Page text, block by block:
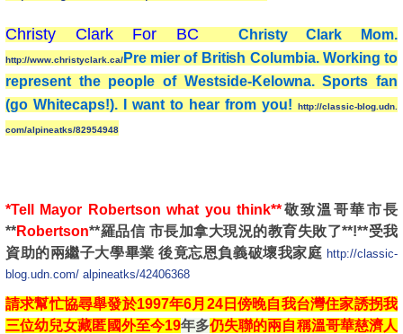
Christy Clark For BC Christy Clark Mom.
http://www.christyclark.ca/ Pre mier of British Columbia. Working to
represent the people of Westside-Kelowna. Sports fan
(go Whitecaps!). I want to hear from you!
http://classic-blog.udn.
com/alpineatks/82954948
*Tell Mayor Robertson what you think**敬致溫哥華市長
**Robertson**羅品信 市長加拿大現況的教育失敗了**!**受我
資助的兩繼子大學畢業 後竟忘恩負義破壞我家庭 http://classic-
blog.udn.com/ alpineatks/42406368
請求幫忙協尋舉發於1997年6月24日傍晚自我台灣住家誘拐我
三位幼兒女藏匿國外至今19年多仍失聯的兩自稱溫哥華慈濟人